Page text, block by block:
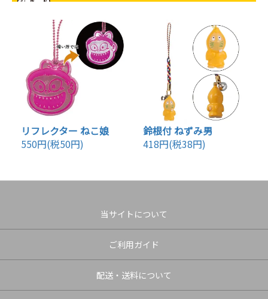
リフレクター ねこ娘
550円(税50円)
鈴根付 ねずみ男
418円(税38円)
当サイトについて
ご利用ガイド
配送・送料について